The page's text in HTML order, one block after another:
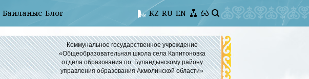
Байланыс Блог EN
RU
KZ
Коммунальное государственное учреждение
«Общеобразовательная школа села Капитоновка
отдела образования по Буландынскому району
управления образования Акмолинской области»